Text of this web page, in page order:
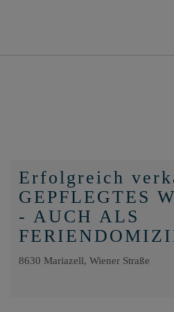
Erfolgreich
GEPFLEGTES
- AUCH ALS
8630 Mariazell, Wiener Straße